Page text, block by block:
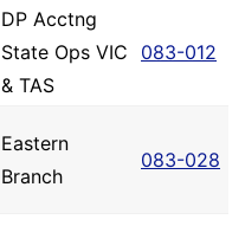
DP Acctng
State Ops VIC
& TAS
083-012
Eastern
Branch
083-028